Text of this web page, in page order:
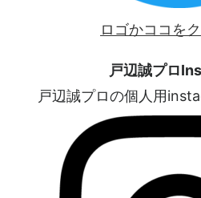
ロゴかココを
戸辺誠プロ
戸辺誠プロの個人用